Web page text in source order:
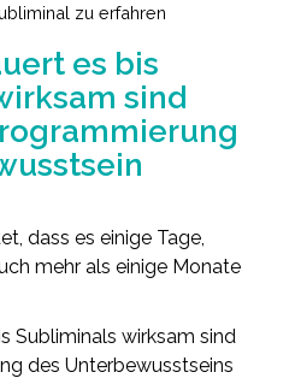
zu erfahren
es bis
sind
dass es einige Tage,
mehr als einige Monate
Subliminals wirksam sind
des Unterbewusstseins